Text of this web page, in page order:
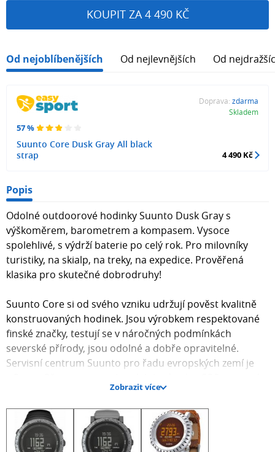
KOUPIT ZA 4 490 KČ
Od nejoblíbenějších Od nejlevnějších Od
57 %
Suunto Core Dusk Gray All black
strap
Doprava: zdarma
Skladem
4 490 Kč
Popis
Odolné outdoorové hodinky Suunto Dusk Gray s
výškoměrem, barometrem a kompasem. Vysoce
spolehlivé, s výdrží baterie po celý rok. Pro milovníky
turistiky, na skialp, na treky, na expedice. Prověřená
klasika pro skutečné dobrodruhy!
Suunto Core si od svého vzniku udržují pověst kvalitně
konstruovaných hodinek. Jsou výrobkem respektované
finské značky, testují se v náročných podmínkách
severské přírody, jsou odolné a dobře opravitelné.
Servisní centrum Suunto pro řadu evropských zemí je
si hodinky Core udržují u6ivatele a stále získávají nové.
Hodinky mají černobílý displej s možností podsvitu. I díky
tomu je jejich výdrž řadu měsíců. Výdrž outdoorových
Zobrazit více